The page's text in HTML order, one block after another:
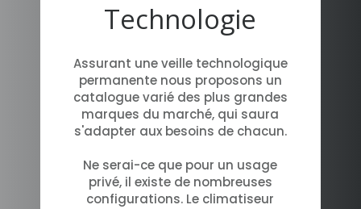
Technologie
Assurant une veille technologique
permanente nous proposons un
catalogue varié des plus grandes
marques du marché, qui saura
s'adapter aux besoins de chacun.
Ne serai-ce que pour un usage
privé, il existe de nombreuses
configurations. Le climatiseur